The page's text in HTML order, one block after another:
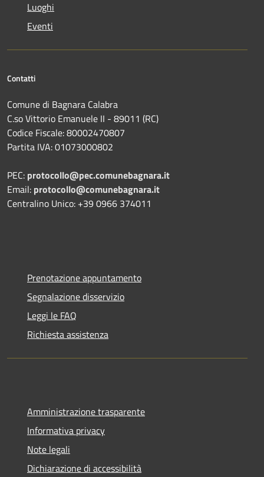
Luoghi
Eventi
Contatti
Comune di Bagnara Calabra
C.so Vittorio Emanuele II - 89011 (RC)
Codice Fiscale:80002470807
Partita IVA:01073000802
PEC: protocollo@pec.comunebagnara.it
Email: protocollo@comunebagnara.it
Centralino Unico: +39 0966 374011
Prenotazione appuntamento
Segnalazione disservizio
Leggi le FAQ
Richiesta assistenza
Amministrazione trasparente
Informativa privacy
Note legali
Dichiarazione di accessibilità